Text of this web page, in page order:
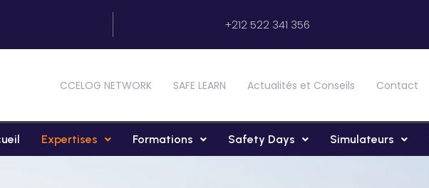
+212 522 341 356
CCELOG NETWORK SAFE LEARN Actualités et Conseils Contact
Expertises Formations Safety Days Simulateurs